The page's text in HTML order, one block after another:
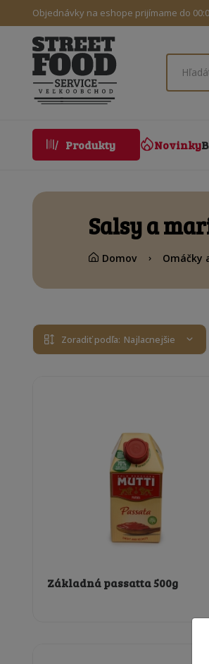
Objednávky na eshope prijímame do
Produkty Novinky
Salsy a
Domov Omáčky
Zoradiť podľa: Najlacnejšie
Základná passatta 500g